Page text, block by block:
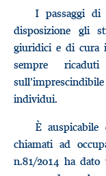
I passaggi di
disposizione gli
giuridici e di cura
sempre
individui.
È
chiamati ad
n.81/2014 ha